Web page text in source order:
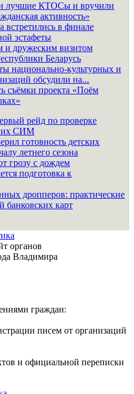
лучшие КТОСы и вручили
активность»
встретились в финале
эстафеты
и дружеским визитом
Беларусь
национально-культурных и
обсудили на...
съёмки проекта «Поём
рейд по проверке
СИМ
готовность детских
летнего сезона
грозу с дождем
подготовка к
дропперов: практические
банковских карт
органов
Владимира
граждан:
писем от организаций
и официальной переписки